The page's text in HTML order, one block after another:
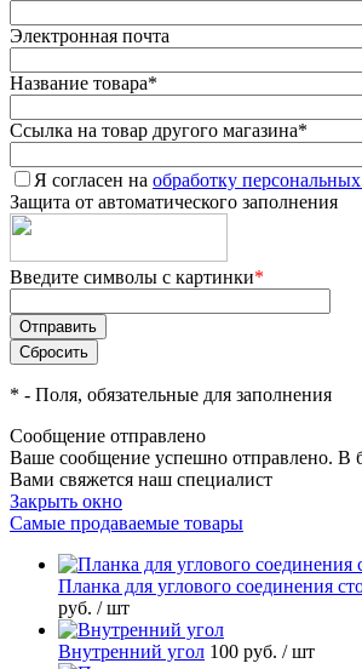
Электронная почта
Название товара*
Ссылка на товар другого магазина*
Я согласен на обработку
Защита от автоматического заполнения
едите символы с картинки*
* - Поля, обязательные для заполнения
Сообщение отправлено
аше сообщение успешно отправлено. В
ами свяжется наш специалист
Закрыть окно
Самые продаваемые товары
Планка для углового соединения
руб. / шт
нутренний угол 100 руб. / шт